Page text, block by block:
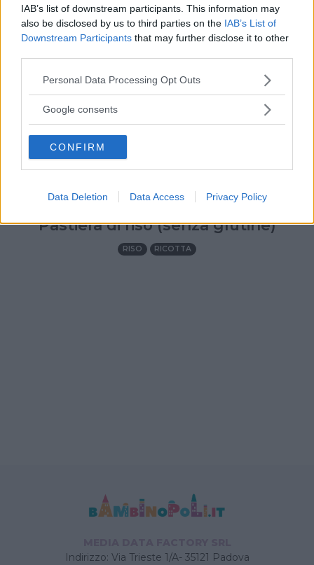
IAB’s list of downstream participants. This information may
also be disclosed by us to third parties on the IAB’s List of
Downstream Participants that may further disclose it to other
Please note that this website/app uses one or more Google
not limited to your visit or usage behaviour. You may click to
use your data for below specified purposes in below Google
consent section.
Personal Data Processing Opt Outs
Google consents
CONFIRM
Data Deletion Data Access Privacy Policy
PASQUA • DOLCI/GELATI PRIMAVERA
Pastiera di riso (senza glutine)
RISO RICOTTA
Indirizzo: Via Trieste 1/A- 35121 Padova